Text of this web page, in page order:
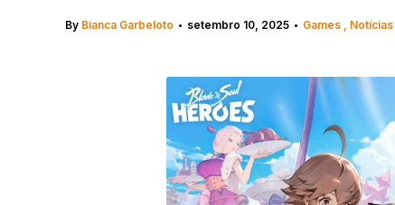
By Bianca Garbeloto • setembro 10, 2025 • Games Notícias